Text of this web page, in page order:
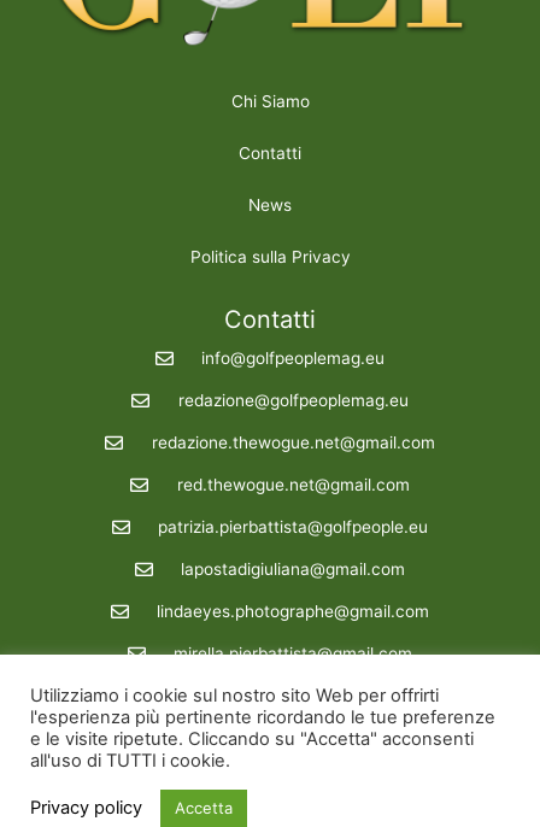
Chi Siamo
Contatti
News
Politica sulla Privacy
Contatti
info@golfpeoplemag.eu
redazione@golfpeoplemag.eu
redazione.thewogue.net@gmail.com
red.thewogue.net@gmail.com
patrizia.pierbattista@golfpeople.eu
lapostadigiuliana@gmail.com
lindaeyes.photographe@gmail.com
mirella.pierbattista@gmail.com
Redazione : 39 3288862722
Copyright © 2026 Golfpeoplemag | Powered by Golfpeoplemag
Site credit
Utilizziamo i cookie sul nostro sito Web per offrirti
l'esperienza più pertinente ricordando le tue preferenze
e le visite ripetute. Cliccando su "Accetta" acconsenti
all'uso di TUTTI i cookie.
Privacy policy Accetta